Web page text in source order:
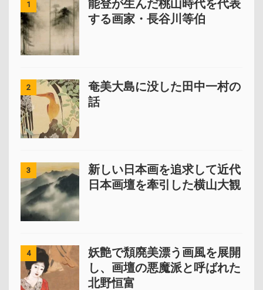
1
能登が生んだ桃山時代を代表
する画家・長谷川等伯
2
奄美大島に没した田中一村の
話
3
新しい日本画を追求して近代
日本画壇を牽引した横山大観
4
妖艶で頽廃美漂う画風を展開
し、画壇の悪魔派と呼ばれた
北野恒富